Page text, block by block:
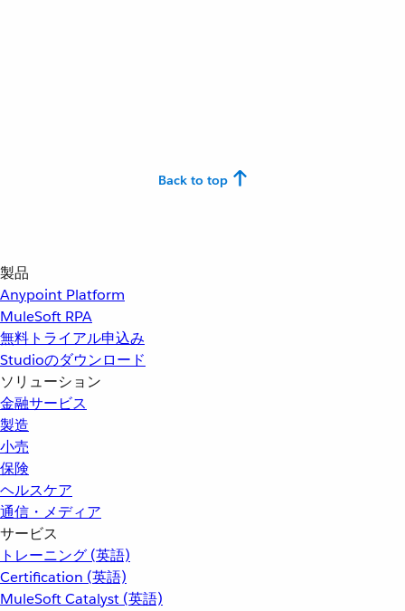
Back to top
製品
Anypoint Platform
MuleSoft RPA
無料トライアル申込み
Studioのダウンロード
ソリューション
金融サービス
製造
小売
保険
ヘルスケア
通信・メディア
サービス
トレーニング (英語)
Certification (英語)
MuleSoft Catalyst (英語)